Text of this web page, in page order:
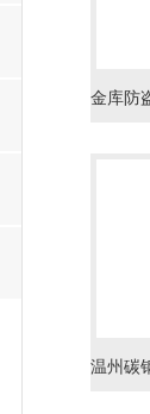
金库防
温州碳